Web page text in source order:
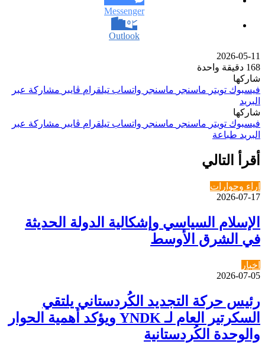
Messenger
Outlook
2026-05-11
168 دقيقة واحدة
شاركها
فيسبوك تويتر ماسنجر ماسنجر واتساب تيلقرام ڤايبر مشاركة عبر
البريد
شاركها
فيسبوك تويتر ماسنجر ماسنجر واتساب تيلقرام ڤايبر مشاركة عبر
البريد طباعة
أقرأ التالي
اراء وحوارات
2026-07-17
الإسلام السياسي وإشكالية الدولة الحديثة
في الشرق الأوسط
اخبار
2026-07-05
رئيس حركة التجديد الكُردستاني يلتقي
السكرتير العام لـ YNDK ويؤكد أهمية الحوار
والوحدة الكُردستانية